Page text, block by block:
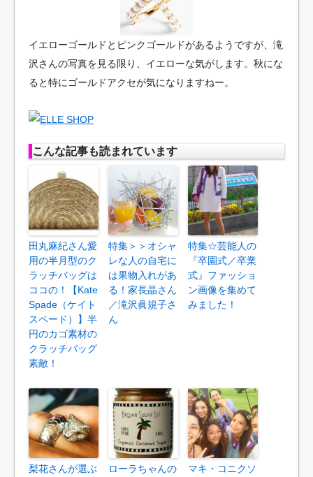
イエローゴールドとピンクゴールドがあるようですが、滝
沢さんの写真を見る限り、イエローな気がします。秋にな
ると特にゴールドアクセが気になりますねー。
こんな記事も読まれています
田丸麻紀さん愛
用の半月型のク
ラッチバッグは
ココの！【Kate
Spade（ケイト
スペード）】半
円のカゴ素材の
クラッチバッグ
素敵！
特集＞＞オシャ
レな人の自宅に
は果物入れがあ
る！家長晶さん
／滝沢眞規子さ
ん
特集☆芸能人の
『卒園式／卒業
式』ファッショ
ン画像を集めて
みました！
梨花さんが選ぶ
ローラちゃんの
マキ・コニクソ